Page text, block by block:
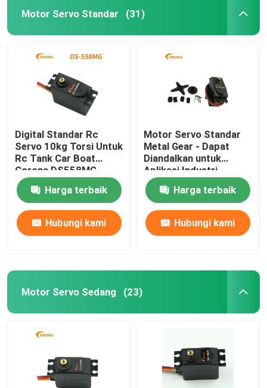
Produk
Tentang kami
Tur Pabrik
Permintaan Penawaran
Motor RC Servo
Motor Servo Standar (31)
Digital Standar Rc
Servo 10kg Torsi Untuk
Rc Tank Car Boat
Corona DS558MG
Harga terbaik
Hubungi kami
Motor Servo Standar
Metal Gear - Dapat
Diandalkan untuk
Aplikasi Industri
Harga terbaik
Hubungi kami
Motor Servo Sedang (23)